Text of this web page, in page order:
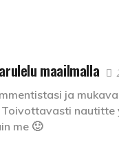
maailmalla
ja
nautitte
me 🙂